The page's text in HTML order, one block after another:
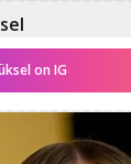
on IG